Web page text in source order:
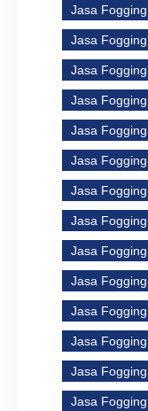
Jasa
Jasa
Jasa
Jasa
Jasa
Jasa
Jasa
Jasa
Jasa
Jasa
Jasa
Jasa
Jasa
Jasa